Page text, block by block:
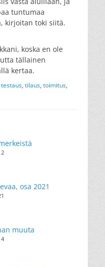
tuntumaa
kirjoitan toki siitä.
koska en ole
tällainen
kertaa.
testaus, tilaus, toimitus,
osa 2021
muuta